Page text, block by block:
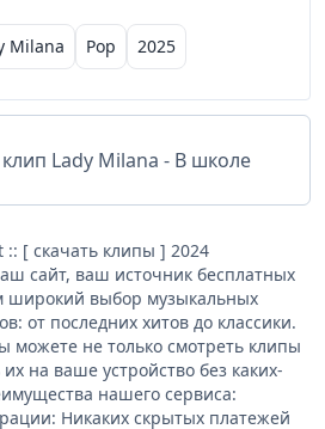
Milana Pop 2025
Lady Milana - В школе
:: [ скачать клипы ] 2024
сайт, ваш источник бесплатных
широкий выбор музыкальных
от последних хитов до классики.
не только смотреть клипы
на ваше устройство без каких-
нашего сервиса:
Никаких скрытых платежей